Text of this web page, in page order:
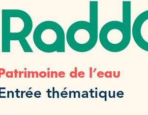
de l’eau
thématique